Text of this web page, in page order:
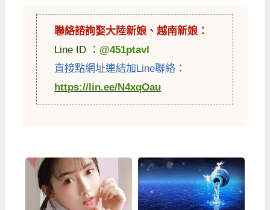
聯絡諮詢娶大陸新娘 、越南新娘 ：
Line ID ： @451ptavl
直接點網址連結加Line聯絡：
https://lin.ee/N4xqOau